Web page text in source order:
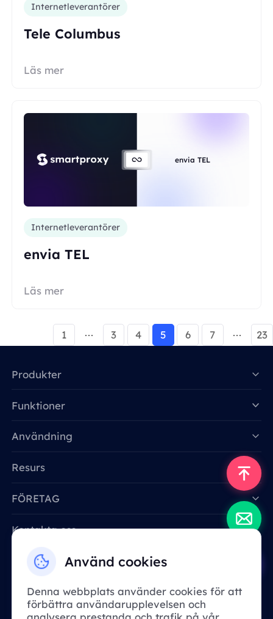
Internetleverantörer
Tele Columbus
Läs mer
envia TEL
Internetleverantörer
envia TEL
Läs mer
1 3 4 5 6 7 23
Använd cookies
Denna webbplats använder cookies för att
förbättra användarupplevelsen och
Produkter
Funktioner
Användning
Resurs
FÖRETAG
Kontakta oss
Email: support@smartproxy.org
Svenska